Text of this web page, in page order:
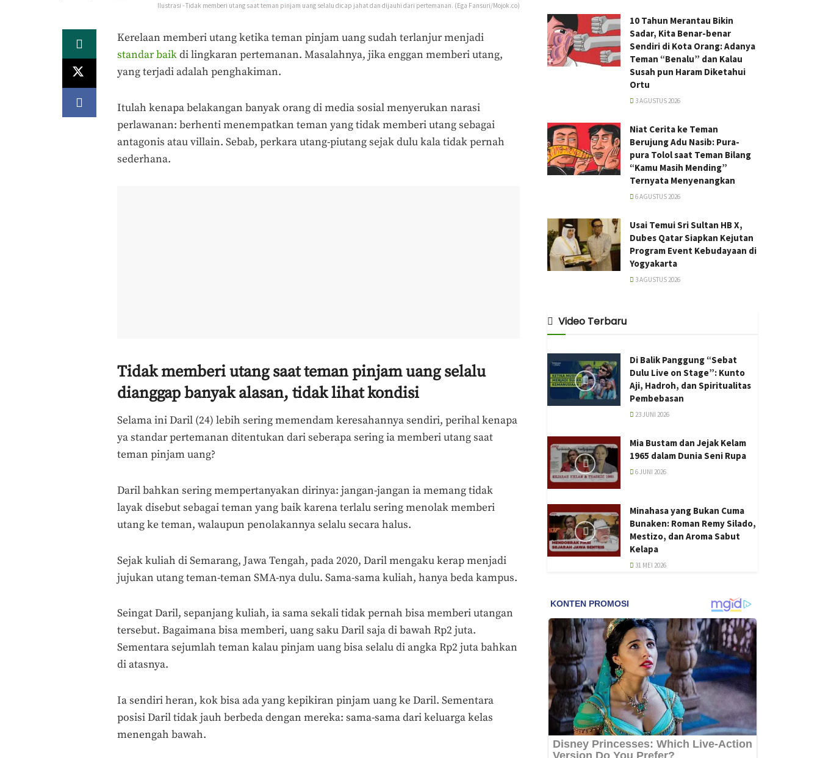
Ilustrasi - Tidak memberi utang saat teman pinjam uang selalu dicap jahat dan dijauhi dari pertemanan. (Ega Fansuri/Mojok.co)
Kerelaan memberi utang ketika teman pinjam uang sudah terlanjur menjadi
standar baikdi lingkaran pertemanan. Masalahnya, jika enggan memberi utang,
yang terjadi adalah penghakiman.
Itulah kenapa belakangan banyak orang di media sosial menyerukan narasi
perlawanan: berhenti menempatkan teman yang tidak memberi utang sebagai
antagonis atau villain. Sebab, perkara utang-piutang sejak dulu kala tidak pernah
sederhana.
Tidak memberi utang saat teman pinjam uang selalu
dianggap banyak alasan, tidak lihat kondisi
Selama ini Daril (24) lebih sering memendam keresahannya sendiri, perihal kenapa
ya standar pertemanan ditentukan dari seberapa sering ia memberi utang saat
teman pinjam uang?
Daril bahkan sering mempertanyakan dirinya: jangan-jangan ia memang tidak
layak disebut sebagai teman yang baik karena terlalu sering menolak memberi
utang ke teman, walaupun penolakannya selalu secara halus.
Sejak kuliah di Semarang, Jawa Tengah, pada 2020, Daril mengaku kerap menjadi
jujukan utang teman-teman SMA-nya dulu. Sama-sama kuliah, hanya beda kampus.
Seingat Daril, sepanjang kuliah, ia sama sekali tidak pernah bisa memberi utangan
tersebut. Bagaimana bisa memberi, uang saku Daril saja di bawah Rp2 juta.
Sementara sejumlah teman kalau pinjam uang bisa selalu di angka Rp2 juta bahkan
di atasnya.
Ia sendiri heran, kok bisa ada yang kepikiran pinjam uang ke Daril. Sementara
posisi Daril tidak jauh berbeda dengan mereka: sama-sama dari keluarga kelas
menengah bawah.
10 Tahun Merantau Bikin
Sadar, Kita Benar-benar
Sendiri di Kota Orang: Adanya
Teman “Benalu” dan Kalau
Susah pun Haram Diketahui
Ortu
3 AGUSTUS 2026
Niat Cerita ke Teman
Berujung Adu Nasib: Pura-
pura Tolol saat Teman Bilang
“Kamu Masih Mending”
Ternyata Menyenangkan
6 AGUSTUS 2026
Usai Temui Sri Sultan HB X,
Dubes Qatar Siapkan Kejutan
Program Event Kebudayaan di
Yogyakarta
3 AGUSTUS 2026
Video Terbaru
Di Balik Panggung “Sebat
Dulu Live on Stage”: Kunto
Aji, Hadroh, dan Spiritualitas
Pembebasan
23 JUNI 2026
Mia Bustam dan Jejak Kelam
1965 dalam Dunia Seni Rupa
6 JUNI 2026
Minahasa yang Bukan Cuma
Bunaken: Roman Remy Silado,
Mestizo, dan Aroma Sabut
Kelapa
31 MEI 2026